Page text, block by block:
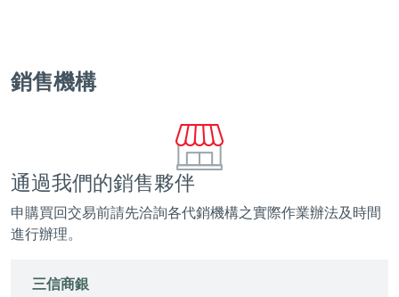
銷售機構
通過我們的銷售夥伴
申購買回交易前請先洽詢各代銷機構之實際作業辦法及時間
進行辦理。
三信商銀